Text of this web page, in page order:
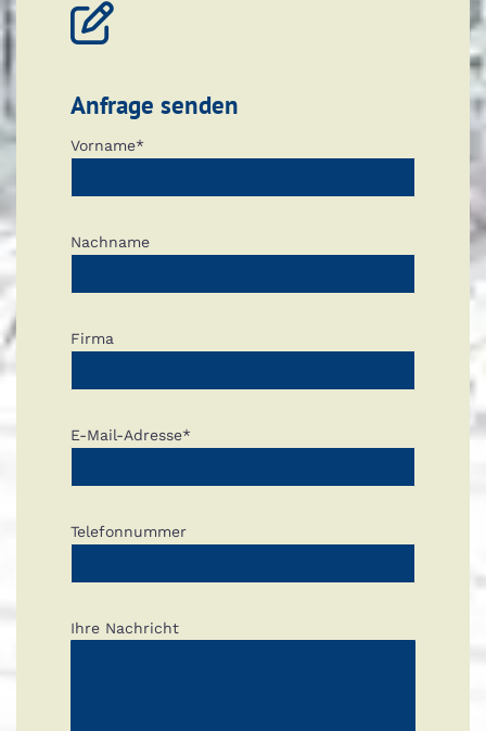

Anfrage senden
Vorname*
Nachname
Firma
E-Mail-Adresse*
Telefonnummer
Ihre Nachricht